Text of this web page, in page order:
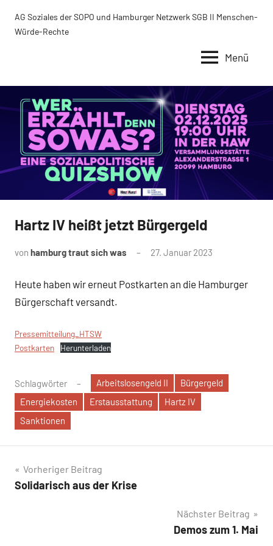
AG Soziales der SOPO und Hamburger Netzwerk SGB II Menschen-
Würde-Rechte
Menü
Uncategorized
Hartz IV heißt jetzt Bürgergeld
von hamburg traut sich was 27. Januar 2023
Heute haben wir erneut Postkarten an die Hamburger
Bürgerschaft versandt.
Pressemitteilung_HTSW
Postkarten
Herunterladen
Schlagwörter Arbeitslosengeld II
Bürgergeld
Energiekosten
Erstausstattung
Hartz IV
Sanktionen
Beitragsnavigation
Vorheriger Beitrag
Solidarisch aus der Krise
Nächster Beitrag
Demos zum 1. Mai